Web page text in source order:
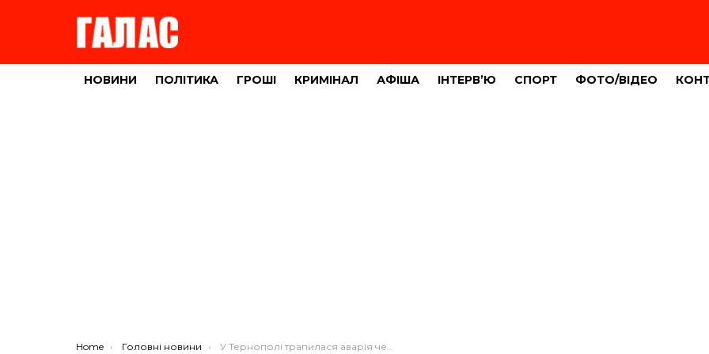
НОВИНИ ПОЛІТИКА ГРОШІ КРИМІНАЛ АФІША ІНТЕРВ’Ю СПОРТ ФОТО/ВІДЕО
You are here:
Home Головні новини У Тернополі трапилася аварія через п’яного водія (ФОТО)